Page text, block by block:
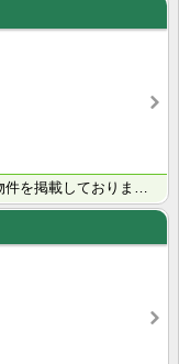
当社ホームページには当社で取り扱っている物件を掲載しております。 現在の募集状況に関しては、スタッフ･･･